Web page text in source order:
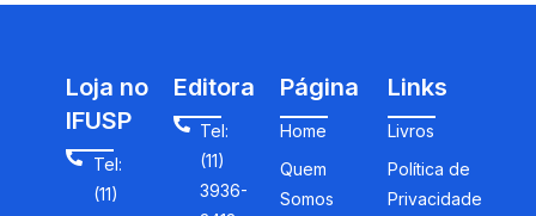
Loja no
IFUSP
Tel:
(11)
Editora
Tel:
(11)
3936-
Página
Home
Quem
Somos
Links
Livros
Política de
Privacidade